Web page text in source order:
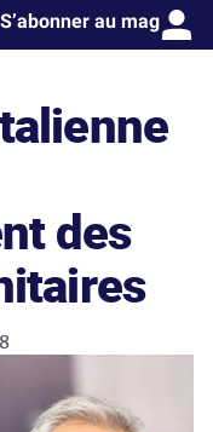
S’abonner au mag
des
8